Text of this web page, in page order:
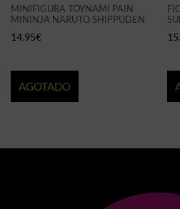
MINIFIGURA TOYNAMI PAIN
MININJA NARUTO SHIPPUDEN
14.95€
AGOTADO